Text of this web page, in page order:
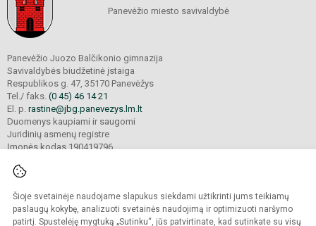
Šioje svetainėje naudojame slapukus siekdami užtikrinti jums teikiamų
paslaugų kokybę, analizuoti svetainės naudojimą ir optimizuoti naršymo
patirtį. Spustelėję mygtuką „Sutinku“, jūs patvirtinate, kad sutinkate su visų
Panevėžio miesto savivaldybė
Panevėžio Juozo Balčikonio gimnazija
Savivaldybės biudžetinė įstaiga
Respublikos g. 47, 35170 Panevėžys
Tel./ faks. (0 45) 46 14 21
El. p. rastine@jbg.panevezys.lm.lt
Duomenys kaupiami ir saugomi
Juridinių asmenų registre
Įmonės kodas 190419796
© 2026. Panevėžio Juozo Balčikonio gimnazija. Visos teisės saugomos.
Kopijuoti turinį be raštiško gimnazijos sutikimo griežtai draudžiama.